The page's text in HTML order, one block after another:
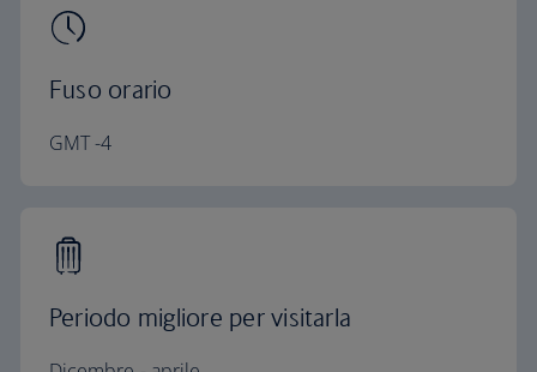
Fuso orario
GMT -4
Periodo migliore per visitarla